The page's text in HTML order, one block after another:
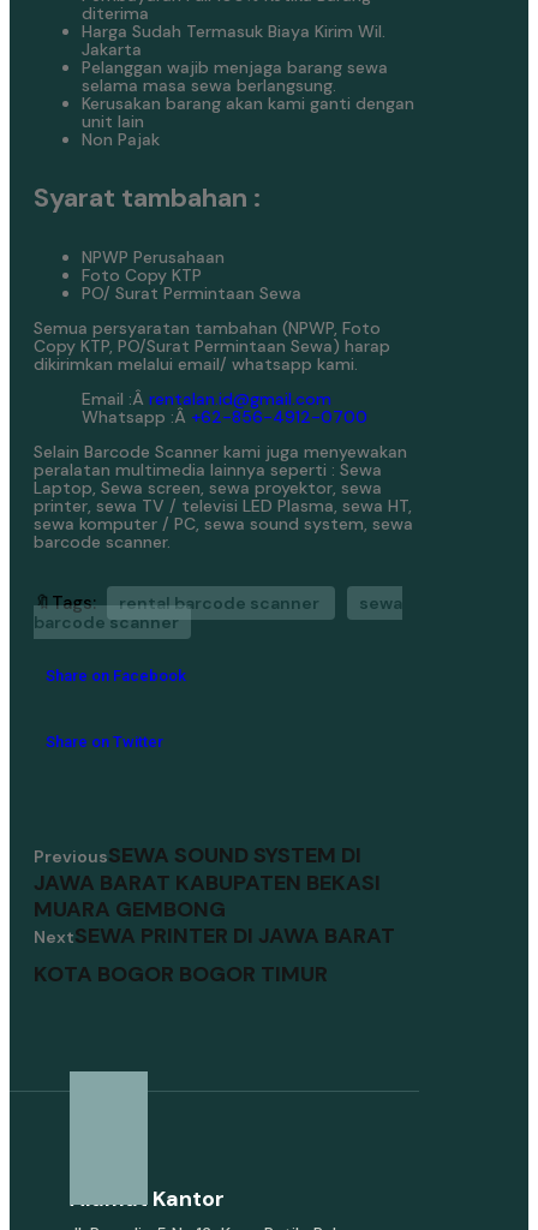
diterima
Harga Sudah Termasuk Biaya Kirim Wil.
Jakarta
Pelanggan wajib menjaga barang sewa
selama masa sewa berlangsung.
Kerusakan barang akan kami ganti dengan
unit lain
Non Pajak
Syarat tambahan :
NPWP Perusahaan
Foto Copy KTP
PO/ Surat Permintaan Sewa
Semua persyaratan tambahan (NPWP, Foto
Copy KTP, PO/Surat Permintaan Sewa) harap
dikirimkan melalui email/ whatsapp kami.
Email :Â rentalan.id@gmail.com
Whatsapp :Â +62-856-4912-0700
Selain Barcode Scanner kami juga menyewakan
peralatan multimedia lainnya seperti : Sewa
Laptop, Sewa screen, sewa proyektor, sewa
printer, sewa TV / televisi LED Plasma, sewa HT,
sewa komputer / PC, sewa sound system, sewa
barcode scanner.
🔖Tags: rental barcode scanner
sewa
barcode scanner
Share on Facebook
Share on Twitter
PreviousSEWA SOUND SYSTEM DI
JAWA BARAT KABUPATEN BEKASI
MUARA GEMBONG
NextSEWA PRINTER DI JAWA BARAT
KOTA BOGOR BOGOR TIMUR
Alamat Kantor